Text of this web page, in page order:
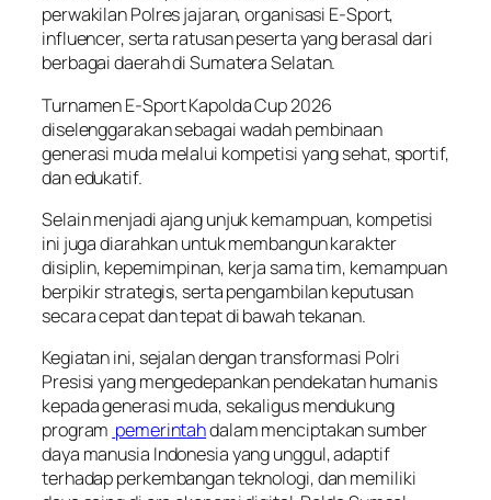
perwakilan Polres jajaran, organisasi E-Sport,
influencer, serta ratusan peserta yang berasal dari
berbagai daerah di Sumatera Selatan.
Turnamen E-Sport Kapolda Cup 2026
diselenggarakan sebagai wadah pembinaan
generasi muda melalui kompetisi yang sehat, sportif,
dan edukatif.
Selain menjadi ajang unjuk kemampuan, kompetisi
ini juga diarahkan untuk membangun karakter
disiplin, kepemimpinan, kerja sama tim, kemampuan
berpikir strategis, serta pengambilan keputusan
secara cepat dan tepat di bawah tekanan.
Kegiatan ini, sejalan dengan transformasi Polri
Presisi yang mengedepankan pendekatan humanis
kepada generasi muda, sekaligus mendukung
program pemerintahdalam menciptakan sumber
daya manusia Indonesia yang unggul, adaptif
terhadap perkembangan teknologi, dan memiliki